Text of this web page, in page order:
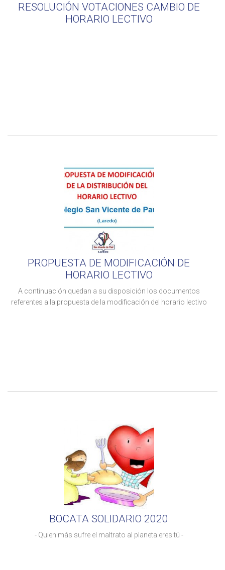
RESOLUCIÓN VOTACIONES CAMBIO DE
HORARIO LECTIVO
PROPUESTA DE MODIFICACIÓN DE
HORARIO LECTIVO
A continuación quedan a su disposición los documentos
referentes a la propuesta de la modificación del horario lectivo
BOCATA SOLIDARIO 2020
- Quien más sufre el maltrato al planeta eres tú -